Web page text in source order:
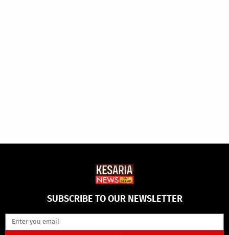
SUBSCRIBE TO OUR NEWSLETTER